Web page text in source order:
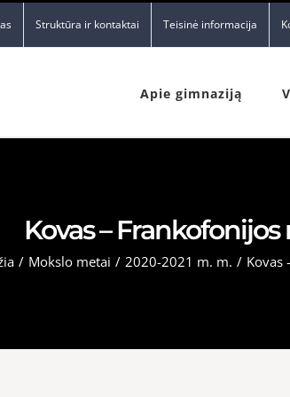
Struktūra ir kontaktai Teisinė informacija
Apie gimnaziją
Kovas –
/ Mokslo metai / 2020-2021 m. m. / Kovas